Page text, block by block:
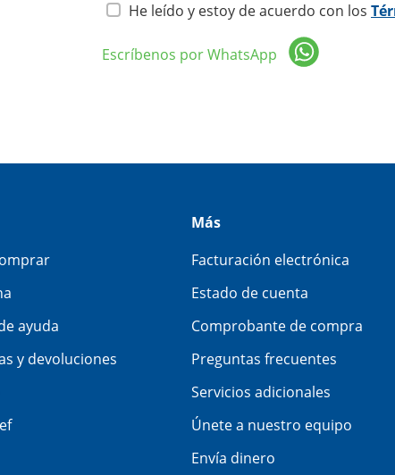
He leído y estoy de acuerdo con los
Escríbenos por WhatsApp
ayuda
y devoluciones
Más
Facturación electrónica
Estado de cuenta
Comprobante de compra
Preguntas frecuentes
Servicios adicionales
Únete a nuestro equipo
Envía dinero